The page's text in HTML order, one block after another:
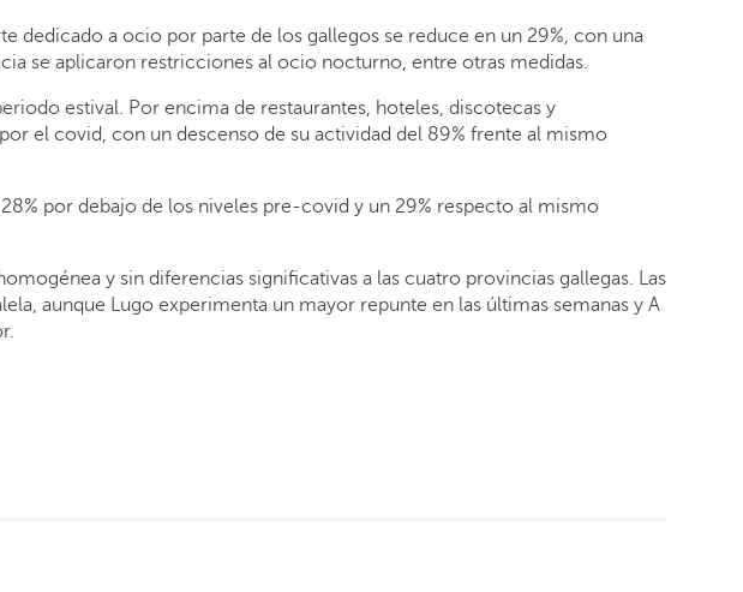
dedicado a ocio por parte de los gallegos se reduce en un 29%, con una
se aplicaron restricciones al ocio nocturno, entre otras medidas.
estival. Por encima de restaurantes, hoteles, discotecas y
el covid, con un descenso de su actividad del 89% frente al mismo
por debajo de los niveles pre-covid y un 29% respecto al mismo
y sin diferencias significativas a las cuatro provincias gallegas. Las
aunque Lugo experimenta un mayor repunte en las últimas semanas y A